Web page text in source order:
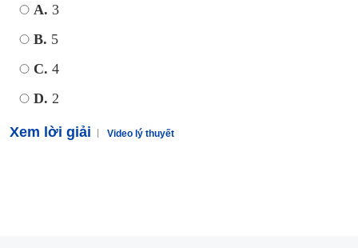
A. 3
B. 5
C. 4
D. 2
Xem lời giải Video lý thuyết